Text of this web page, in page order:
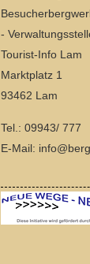
-
Tourist-Info Lam
Marktplatz 1
93462 Lam
Tel.: 09943/ 777
E-Mail: